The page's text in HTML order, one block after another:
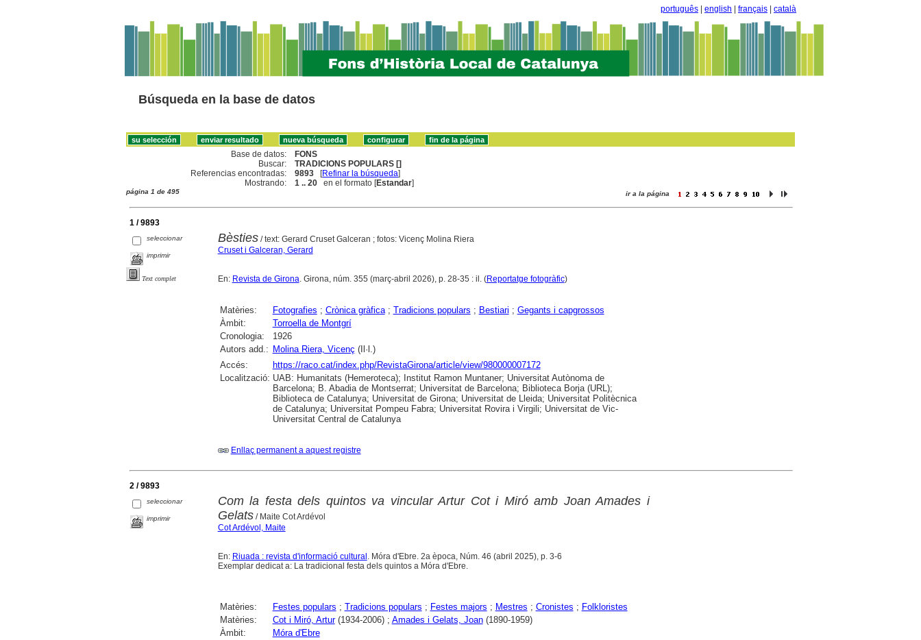
português english français català
Búsqueda en la base de datos
Base de datos:
FONS
Buscar:
TRADICIONS POPULARS []
Referencias encontradas:
9893 [Refinar la búsqueda]
Mostrando:
1 .. 20 en el formato [Estandar]
página 1 de 495 ir a la página
1 / 9893
seleccionar
imprimir
Text complet
Bèsties/ text: Gerard Cruset Galceran ; fotos: Vicenç Molina Riera
Cruset i Galceran, Gerard
En: Revista de Girona. Girona, núm. 355 (març-abril 2026), p. 28-35 : il. (Reportatge fotogràfic)
Matèries: Fotografies ; Crònica gràfica; Tradicions populars ; Bestiari ; Gegants i capgrossos
Àmbit:
Torroella de Montgrí
Cronologia:
1926
Autors add.: Molina Riera, Vicenç (Il·l.)
Accés:
https://raco.cat/index.php/RevistaGirona/article/view/980000007172
Localització: UAB: Humanitats (Hemeroteca); Institut Ramon Muntaner; Universitat Autònoma de
Barcelona; B. Abadia de Montserrat; Universitat de Barcelona; Biblioteca Borja (URL);
Biblioteca de Catalunya; Universitat de Girona; Universitat de Lleida; Universitat Politècnica
de Catalunya; Universitat Pompeu Fabra; Universitat Rovira i Virgili; Universitat de Vic-
Universitat Central de Catalunya
Enllaç permanent a aquest registre
2 / 9893
seleccionar
imprimir
Com la festa dels quintos va vincular Artur Cot i Miró amb Joan Amades i
Gelats/ Maite Cot Ardévol
Cot Ardévol, Maite
En: Riuada : revista d'informació cultural . Móra d'Ebre. 2a època, Núm. 46 (abril 2025), p. 3-6
Exemplar dedicat a: La tradicional festa dels quintos a Móra d'Ebre.
Matèries: Festes populars ; Tradicions populars ; Festes majors ; Mestres ; Cronistes ; Folkloristes
Matèries:
Cot i Miró, Artur(1934-2006) ; Amades i Gelats, Joan(1890-1959)
Àmbit:
Móra d'Ebre